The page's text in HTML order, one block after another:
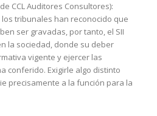
CCL Auditores Consultores):
tribunales han reconocido que
ser gravadas, por tanto, el SII
la sociedad, donde su deber
vigente y ejercer las
conferido. Exigirle algo distinto
precisamente a la función para la